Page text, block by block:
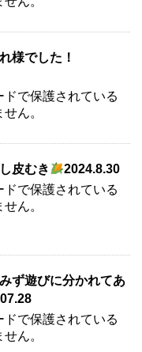
様でした！
ドで保護されている
ん。
皮むき
2024.8.30
ドで保護されている
ん。
ず遊びに分かれてあ
ドで保護されている
ん。